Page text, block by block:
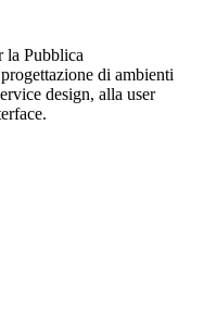
la Pubblica
di ambienti
design, alla user